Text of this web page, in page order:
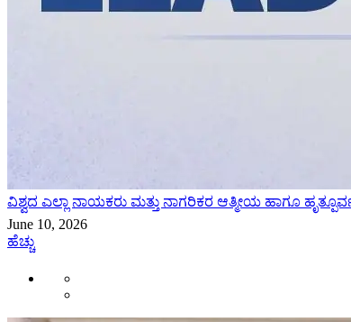
ವಿಶ್ವದ ಎಲ್ಲಾ ನಾಯಕರು ಮತ್ತು ನಾಗರಿಕರ ಆತ್ಮೀಯ ಹಾಗೂ
June 10, 2026
ಹೆಚ್ಚು